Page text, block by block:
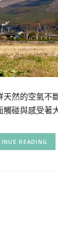
天然的空氣不
觸碰與感受著
READING